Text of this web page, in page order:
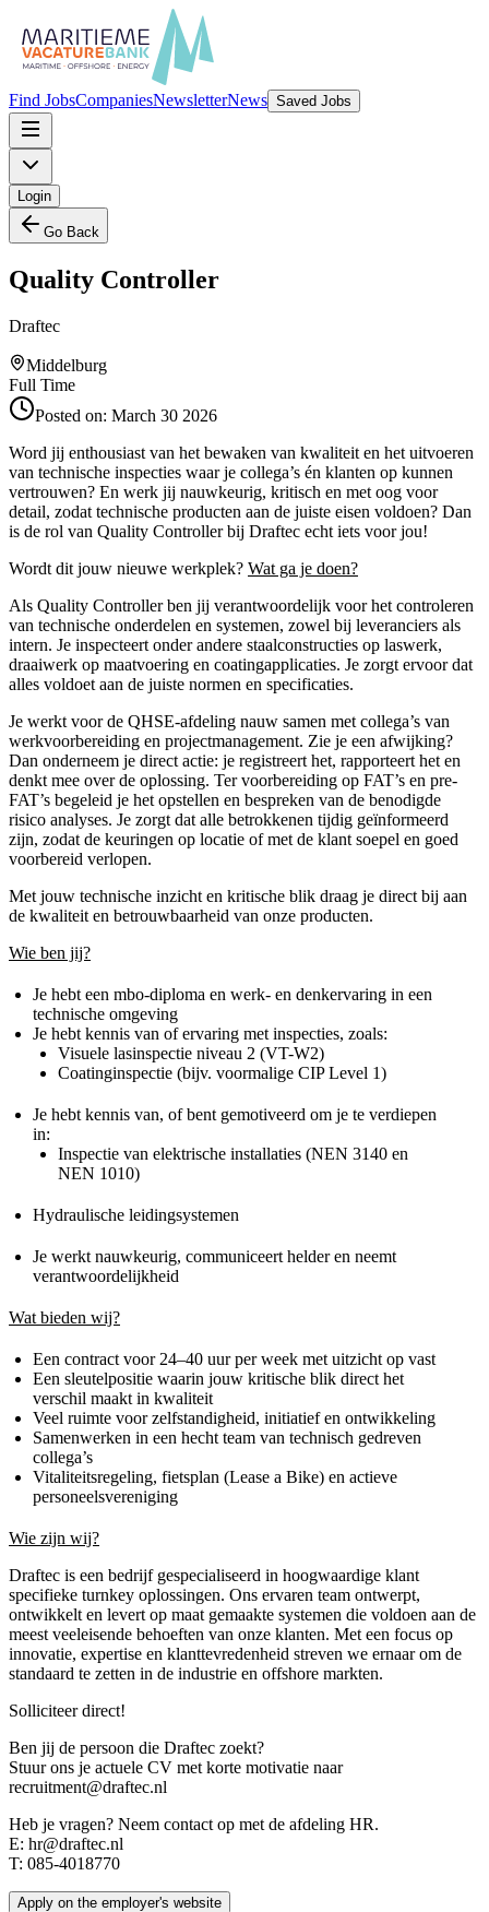
Find JobsCompaniesNewsletterNews Saved Jobs
Login
Go Back
Quality Controller
Draftec
Middelburg
Full Time
Posted on: March 30 2026
Word jij enthousiast van het bewaken van kwaliteit en het uitvoeren
van technische inspecties waar je collega’s én klanten op kunnen
vertrouwen? En werk jij nauwkeurig, kritisch en met oog voor
detail, zodat technische producten aan de juiste eisen voldoen? Dan
is de rol van Quality Controller bij Draftec echt iets voor jou!
Wordt dit jouw nieuwe werkplek? Wat ga je doen?
Als Quality Controller ben jij verantwoordelijk voor het controleren
van technische onderdelen en systemen, zowel bij leveranciers als
intern. Je inspecteert onder andere staalconstructies op laswerk,
draaiwerk op maatvoering en coatingapplicaties. Je zorgt ervoor dat
alles voldoet aan de juiste normen en specificaties.
Je werkt voor de QHSE-afdeling nauw samen met collega’s van
werkvoorbereiding en projectmanagement. Zie je een afwijking?
Dan onderneem je direct actie: je registreert het, rapporteert het en
denkt mee over de oplossing. Ter voorbereiding op FAT’s en pre-
FAT’s begeleid je het opstellen en bespreken van de benodigde
risico analyses. Je zorgt dat alle betrokkenen tijdig geïnformeerd
zijn, zodat de keuringen op locatie of met de klant soepel en goed
voorbereid verlopen.
Met jouw technische inzicht en kritische blik draag je direct bij aan
de kwaliteit en betrouwbaarheid van onze producten.
Wie ben jij?
Je hebt een mbo-diploma en werk- en denkervaring in een
technische omgeving
Je hebt kennis van of ervaring met inspecties, zoals:
Visuele lasinspectie niveau 2 (VT-W2)
Coatinginspectie (bijv. voormalige CIP Level 1)
Je hebt kennis van, of bent gemotiveerd om je te verdiepen
in:
Inspectie van elektrische installaties (NEN 3140 en
NEN 1010)
Hydraulische leidingsystemen
Je werkt nauwkeurig, communiceert helder en neemt
verantwoordelijkheid
Wat bieden wij?
Een contract voor 24–40 uur per week met uitzicht op vast
Een sleutelpositie waarin jouw kritische blik direct het
verschil maakt in kwaliteit
Veel ruimte voor zelfstandigheid, initiatief en ontwikkeling
Samenwerken in een hecht team van technisch gedreven
collega’s
Vitaliteitsregeling, fietsplan (Lease a Bike) en actieve
personeelsvereniging
Wie zijn wij?
Draftec is een bedrijf gespecialiseerd in hoogwaardige klant
specifieke turnkey oplossingen. Ons ervaren team ontwerpt,
ontwikkelt en levert op maat gemaakte systemen die voldoen aan de
meest veeleisende behoeften van onze klanten. Met een focus op
innovatie, expertise en klanttevredenheid streven we ernaar om de
standaard te zetten in de industrie en offshore markten.
Solliciteer direct!
Ben jij de persoon die Draftec zoekt?
Stuur ons je actuele CV met korte motivatie naar
recruitment@draftec.nl
Heb je vragen? Neem contact op met de afdeling HR.
E: hr@draftec.nl
T: 085-4018770
Apply on the employer's website